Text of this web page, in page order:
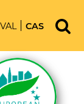
VAL CAS